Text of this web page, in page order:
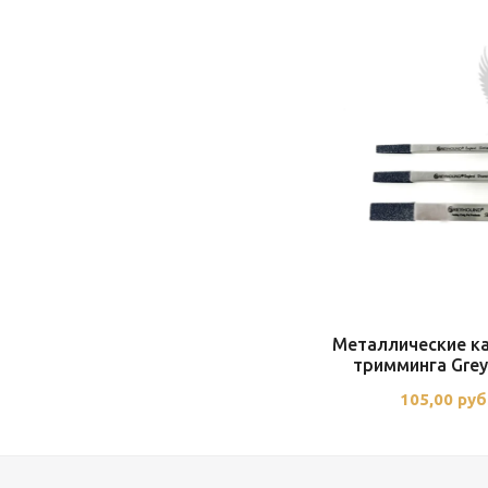
Металлические
тримминга
105,00